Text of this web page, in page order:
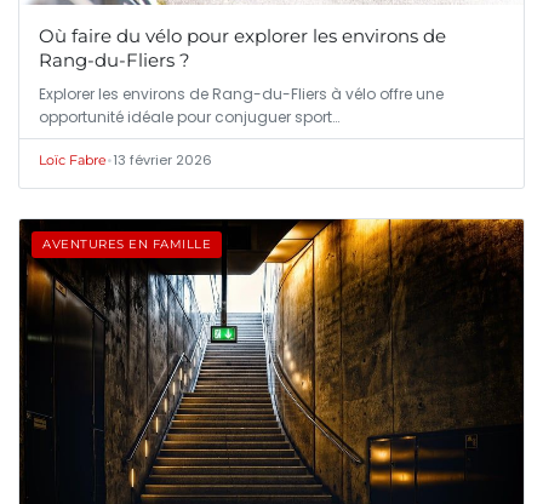
Où faire du vélo pour explorer les environs de
Rang-du-Fliers ?
Explorer les environs de Rang-du-Fliers à vélo offre une
opportunité idéale pour conjuguer sport…
Loïc Fabre•13 février 2026
AVENTURES EN FAMILLE